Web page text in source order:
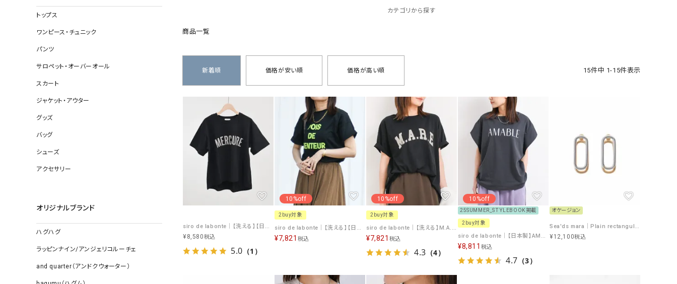
コート
帽子
ソックス
その他雑貨
コート
その他アウター
シューズ
アクセサリー
すべて見る
ガウン
帽子
ソックス・その他雑貨
120%lino（ワンハンドレッドトゥエンティ
le camouflage tribe（ル
adidas（アディダス）
ASFVLT（アスファルト）
Ampersand（アンパサンド）
Antiquite's（アンティークス）
NATURAL LAUNDRY（ナ
Audition（オーディション）
ORDINARY FITS（オーディ
blue willow（ブルーウィロー） Osmosis（オズモシス）
blue willow（ブルーウィロー）
CUBE SUGAR（キューブシュガー）
CONVERSE ALL STAR（コンバースオー
ルスター）
トップス
ワンピース・チュニック
パンツ
サロペット・オーバーオール
スカート
ジャケット・アウター
グッズ
バッグ
シューズ
アクセサリー
オリジナルブランド
ハグハグ
ラッピンナイン/アンジェリコルーチェ
and quarter（アンドクウォーター）
カテゴリから探す
商品一覧
新着順 価格が安い順 価格が高い順 15件中 1-15件表示
siro de labonte｜【洗える】【日本製】MERCURE ラメロゴTshirt [[R513218]][F]
¥8,580税込
5.0 （1）
10%off
2buy対象
siro de labonte｜【洗える】【日本製】message wide Tshirt [[R513225]][F]
¥7,821 税込
10%off
2buy対象
siro de labonte｜【洗える】M.A.R.E wide Tshirt [[R513224]][F]
¥7,821 税込
4.3 （4）
10%off
25SUMMER_STYLEBOOK掲載
2buy対象
siro de labonte｜【日本製】AMABLE タックスリーブ Tshirt [[R513221]][F]
¥8,811 税込
4.7 （3）
オケージョン
Sea'ds mara｜Plain rectangular back pierce [[24A1-05P]][F]
¥12,100税込